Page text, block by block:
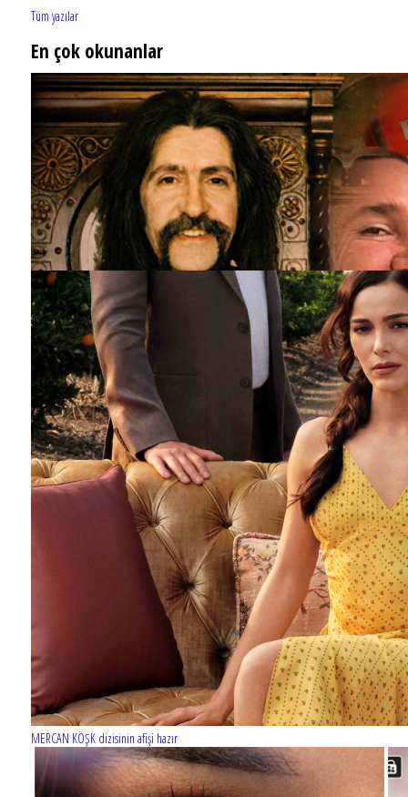
Tüm yazılar
En çok okunanlar
Barış Manço'nun mirasçıları mahkemede!
MERCAN KÖŞK dizisinin afişi hazır